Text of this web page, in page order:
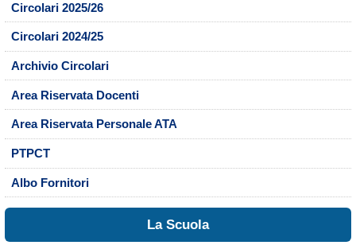
Circolari 2025/26
Circolari 2024/25
Archivio Circolari
Area Riservata Docenti
Area Riservata Personale ATA
PTPCT
Albo Fornitori
La Scuola